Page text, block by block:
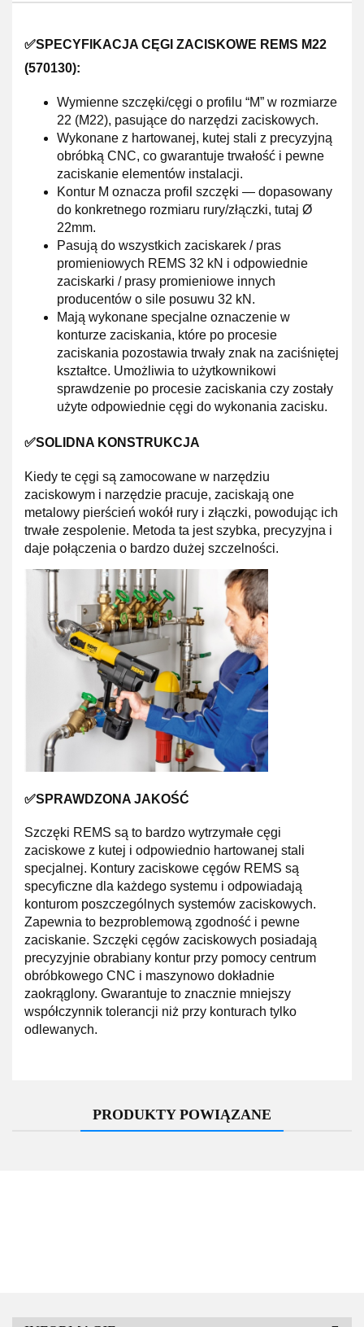
✅SPECYFIKACJA CĘGI ZACISKOWE REMS M22
(570130):
Wymienne szczęki/cęgi o profilu “M” w rozmiarze
22 (M22), pasujące do narzędzi zaciskowych.
Wykonane z hartowanej, kutej stali z precyzyjną
obróbką CNC, co gwarantuje trwałość i pewne
zaciskanie elementów instalacji.
Kontur M oznacza profil szczęki — dopasowany
do konkretnego rozmiaru rury/złączki, tutaj Ø
22mm.
Pasują do wszystkich zaciskarek / pras
promieniowych REMS 32 kN i odpowiednie
zaciskarki / prasy promieniowe innych
producentów o sile posuwu 32 kN.
Mają wykonane specjalne oznaczenie w
konturze zaciskania, które po procesie
zaciskania pozostawia trwały znak na zaciśniętej
kształtce. Umożliwia to użytkownikowi
sprawdzenie po procesie zaciskania czy zostały
użyte odpowiednie cęgi do wykonania zacisku.
✅SOLIDNA KONSTRUKCJA
Kiedy te cęgi są zamocowane w narzędziu
zaciskowym i narzędzie pracuje, zaciskają one
metalowy pierścień wokół rury i złączki, powodując ich
trwałe zespolenie. Metoda ta jest szybka, precyzyjna i
daje połączenia o bardzo dużej szczelności.
✅SPRAWDZONA JAKOŚĆ
Szczęki REMS są to bardzo wytrzymałe cęgi
zaciskowe z kutej i odpowiednio hartowanej stali
specjalnej. Kontury zaciskowe cęgów REMS są
specyficzne dla każdego systemu i odpowiadają
konturom poszczególnych systemów zaciskowych.
Zapewnia to bezproblemową zgodność i pewne
zaciskanie. Szczęki cęgów zaciskowych posiadają
precyzyjnie obrabiany kontur przy pomocy centrum
obróbkowego CNC i maszynowo dokładnie
zaokrąglony. Gwarantuje to znacznie mniejszy
współczynnik tolerancji niż przy konturach tylko
odlewanych.
PRODUKTY POWIĄZANE